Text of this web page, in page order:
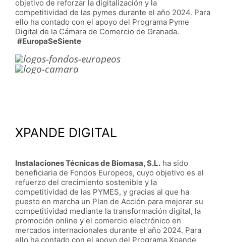
objetivo de reforzar la digitalización y la
competitividad de las pymes durante el año 2024. Para
ello ha contado con el apoyo del Programa Pyme
Digital de la Cámara de Comercio de Granada.
#EuropaSeSiente
XPANDE DIGITAL
Instalaciones Técnicas de Biomasa, S.L.ha sido
beneficiaria de Fondos Europeos, cuyo objetivo es el
refuerzo del crecimiento sostenible y la
competitividad de las PYMES, y gracias al que ha
puesto en marcha un Plan de Acción para mejorar su
competitividad mediante la transformación digital, la
promoción online y el comercio electrónico en
mercados internacionales durante el año 2024. Para
ello ha contado con el apoyo del Programa Xpande